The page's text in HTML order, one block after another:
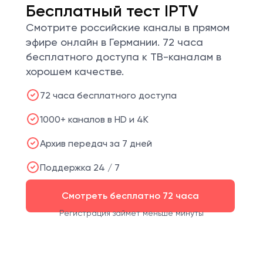
Бесплатный тест IPTV
Смотрите российские каналы в прямом
эфире онлайн в Германии. 72 часа
бесплатного доступа к ТВ-каналам в
хорошем качестве.
72 часа бесплатного доступа
1000+ каналов в HD и 4K
Архив передач за 7 дней
Поддержка 24 / 7
Смотреть бесплатно 72 часа
Регистрация займет меньше минуты